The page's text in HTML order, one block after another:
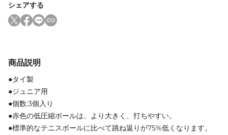
シェアする
商品説明
●タイ製
●ジュニア用
●個数:3個入り
●赤色の低圧縮ボールは、より大きく、打ちやすい。
●標準的なテニスボールに比べて跳ね返りが75%低くなります。